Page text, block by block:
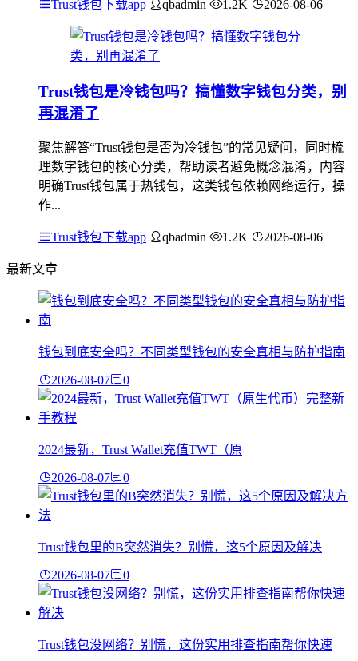
Trust钱包下载app qbadmin 1.2K 2026-08-06
Trust钱包是冷钱包吗？搞懂数字钱包分类，别
再混淆了
聚焦解答“Trust钱包是否为冷钱包”的常见疑问，同时梳
理数字钱包的核心分类，帮助读者避免概念混淆，内容
明确Trust钱包属于热钱包，这类钱包依赖网络运行，操
作...
Trust钱包下载app qbadmin 1.2K 2026-08-06
最新文章
钱包到底安全吗？不同类型钱包的安全真相与防护指南
2026-08-07 0
2024最新，Trust Wallet充值TWT（原
2026-08-07 0
Trust钱包里的B突然消失？别慌，这5个原因及解决
2026-08-07 0
Trust钱包没网络？别慌，这份实用排查指南帮你快速